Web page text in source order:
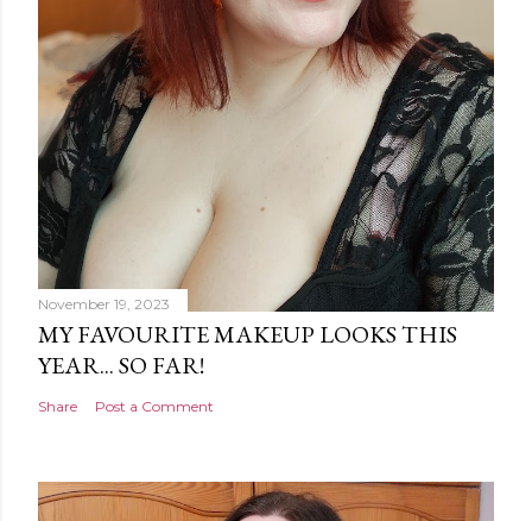
November 19, 2023
MY FAVOURITE MAKEUP LOOKS THIS
YEAR... SO FAR!
Share Post a Comment